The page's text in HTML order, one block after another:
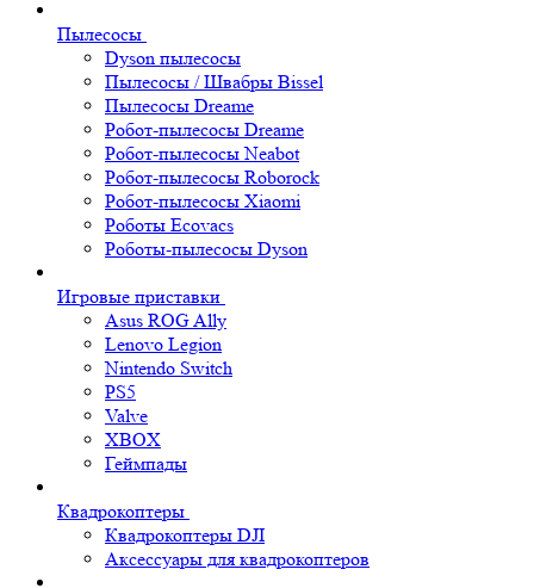
Пылесосы
Dyson пылесосы
Пылесосы / Швабры Bissel
Пылесосы Dreame
Робот-пылесосы Dreame
Робот-пылесосы Neabot
Робот-пылесосы Roborock
Робот-пылесосы Xiaomi
Роботы Ecovacs
Роботы-пылесосы Dyson
Игровые приставки
Asus ROG Ally
Lenovo Legion
Nintendo Switch
PS5
Valve
XBOX
Геймпады
Квадрокоптеры
Квадрокоптеры DJI
Аксессуары для квадрокоптеров